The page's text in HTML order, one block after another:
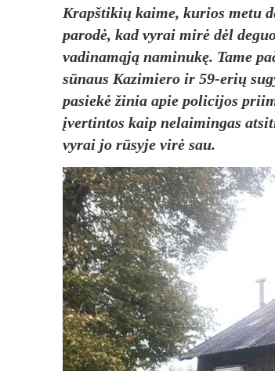
Krapštikių kaime, kurios metu
parodė, kad vyrai mirė dėl
vadinamąją naminukę. Tame
sūnaus Kazimiero ir 59-erių
pasiekė žinia apie policijos
įvertintos kaip nelaimingas
vyrai jo rūsyje virė sau.